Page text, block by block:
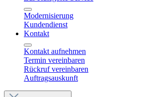
Modernisierung
Kundendienst
Kontakt
Kontakt aufnehmen
Termin vereinbaren
Rückruf vereinbaren
Auftragsauskunft